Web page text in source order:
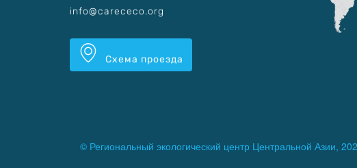
info@carececo.org
Схема проезда
© Региональный экологический центр Центральной Азии,